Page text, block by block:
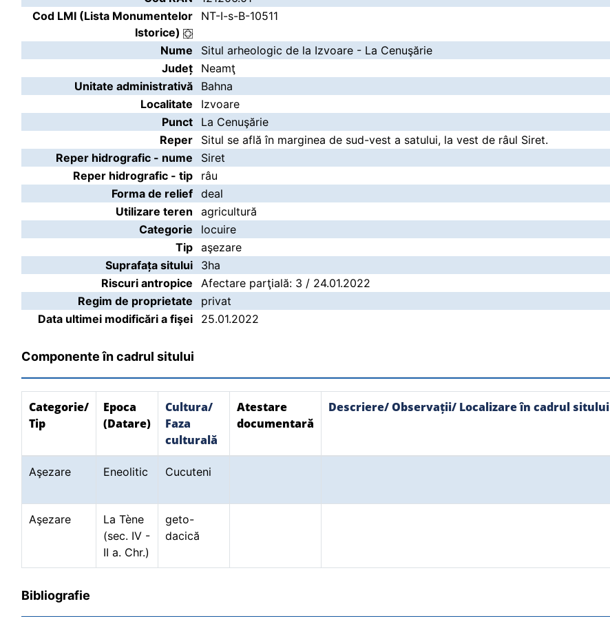
Cod LMI (Lista Monumentelor
Istorice)
NT-I-s-B-10511
Nume
Situl arheologic de la Izvoare - La Cenuşărie
Județ
Neamţ
Unitate administrativă
Bahna
Localitate
Izvoare
Punct
La Cenuşărie
Reper
Situl se află în marginea de sud-vest a satului, la vest de râul Siret.
Reper hidrografic - nume
Siret
Reper hidrografic - tip
râu
Forma de relief deal
Utilizare teren
agricultură
Categorie
locuire
Tip aşezare
Suprafața sitului
3ha
Riscuri antropice
Afectare parţială: 3 / 24.01.2022
Regim de proprietate
privat
Data ultimei modificări a fişei
25.01.2022
Componente în cadrul sitului
Categorie/
Tip
Epoca
(Datare)
Cultura/
Faza
culturală
Atestare
documentară
Descriere/ Observații/ Localizare în cadrul sitului
Aşezare Eneolitic Cucuteni
Aşezare
La Tène
(sec. IV -
II a. Chr.)
geto-
dacică
Bibliografie